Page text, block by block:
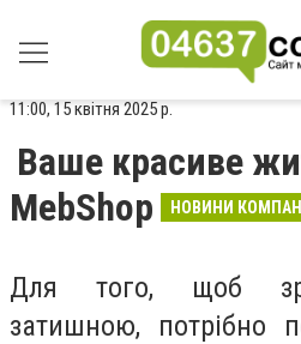
11:00, 15 квітня 2025 р.
Ваше красиве
MebShop
НОВИНИ
Для того, щоб
затишною, потрібно